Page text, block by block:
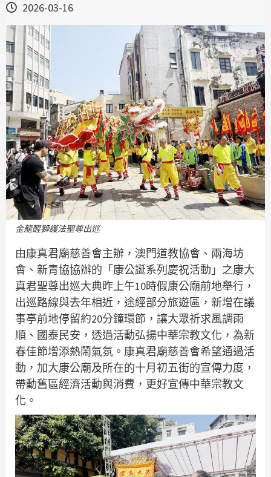
2026-03-16
金龍醒獅護法聖尊出巡
由康真君廟慈善會主辦，澳門道教協會、兩海坊
會、新青協協辦的「康公誕系列慶祝活動」之康大
真君聖尊出巡大典昨上午10時假康公廟前地舉行，
出巡路線與去年相近，途經部分旅遊區，新增在議
事亭前地停留約20分鐘環節，讓大眾祈求風調雨
順、國泰民安，透過活動弘揚中華宗教文化，為新
春佳節增添熱鬧氣氛。康真君廟慈善會希望通過活
動，加大康公廟及所在的十月初五街的宣傳力度，
帶動舊區經濟活動與消費，更好宣傳中華宗教文
化。